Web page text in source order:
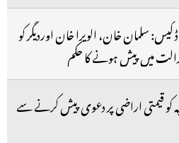
کیس: سلمان خان، الویرا خان اوردیگر کو
کو قیمتی اراضی پر دعوی پیش کرنے سے